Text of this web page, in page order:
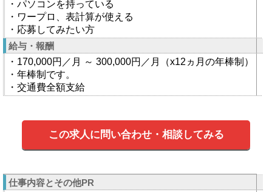
・パソコンを持っている
・ワープロ、表計算が使える
・応募してみたい方
給与・報酬
・170,000円／月 ～ 300,000円／月（x12ヵ月の年棒制）
・年棒制です。
・交通費全額支給
この求人に問い合わせ・相談してみる
仕事内容とその他PR